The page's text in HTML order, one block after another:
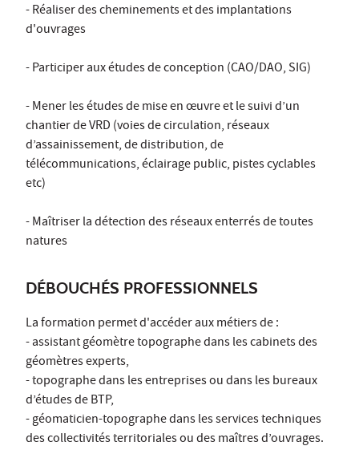
-Réaliser des cheminements et des implantations
d'ouvrages
-Participer aux études de conception (CAO/DAO, SIG)
-Mener les études de mise en œuvre et le suivi d’un
chantier de VRD (voies de circulation, réseaux
d’assainissement, de distribution, de
télécommunications, éclairage public, pistes cyclables
etc)
-Maîtriser la détection des réseaux enterrés de toutes
natures
DÉBOUCHÉS PROFESSIONNELS
La formation permet d'accéder aux métiers de :
-assistant géomètre topographe dans les cabinets des
géomètres experts,
-topographe dans les entreprises ou dans les bureaux
d’études de BTP,
-géomaticien-topographe dans les services techniques
des collectivités territoriales ou des maîtres d’ouvrages.